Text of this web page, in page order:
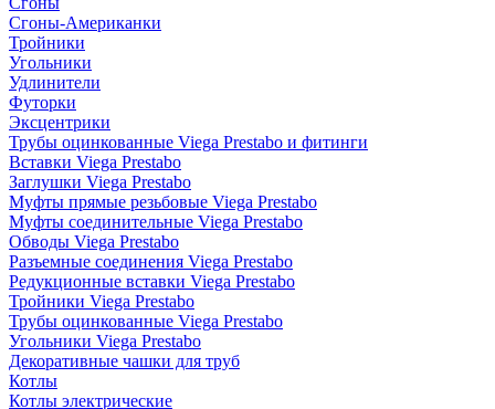
Сгоны-Американки
Тройники
Угольники
Удлинители
Футорки
Эксцентрики
Трубы оцинкованные Viega Prestabo и фитинги
Вставки Viega Prestabo
Заглушки Viega Prestabo
Муфты прямые резьбовые Viega Prestabo
Муфты соединительные Viega Prestabo
Обводы Viega Prestabo
Разъемные соединения Viega Prestabo
Редукционные вставки Viega Prestabo
Тройники Viega Prestabo
Трубы оцинкованные Viega Prestabo
Угольники Viega Prestabo
Декоративные чашки для труб
Котлы
Котлы электрические